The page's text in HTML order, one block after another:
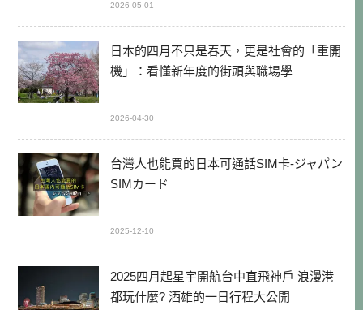
2026-05-01
日本的四月不只是春天，更是社會的「重開
機」：看懂新年度的街頭與職場學
2026-04-30
台灣人也能買的日本可通話SIM卡-ジャパン
SIMカード
2025-12-10
2025四月起星宇開航台中直飛神戶 浪漫港
都玩什麼? 酒雄的一日行程大公開